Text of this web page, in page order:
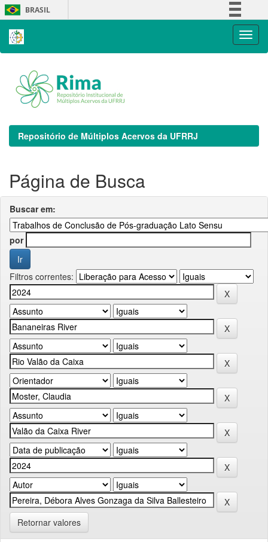
Skip
navigation
BRASIL
Repositório de Múltiplos Acervos da UFRRJ
Página de Busca
Buscar em:
por
Filtros correntes:
Retornar valores